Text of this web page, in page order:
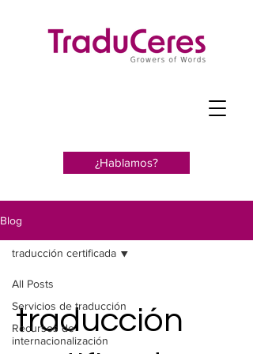
¿Hablamos?
Blog
All Posts
Servicios de traducción
Recursos de
internacionalización
traducción certificada
traducción